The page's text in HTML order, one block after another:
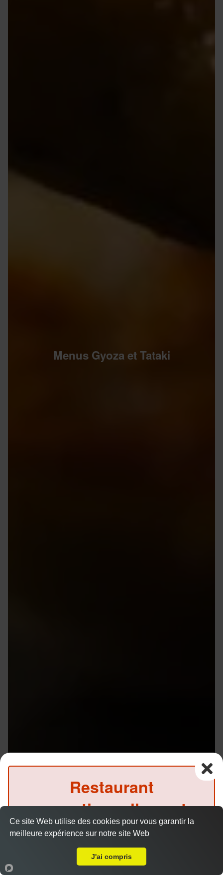
Menus Gyoza et Tataki
Accueil Panier Compte
Restaurant
exceptionnellement
fermé ce soir
(Précommande possible)
Ce site Web utilise des cookies pour vous garantir la
meilleure expérience sur notre site Web
J'ai compris